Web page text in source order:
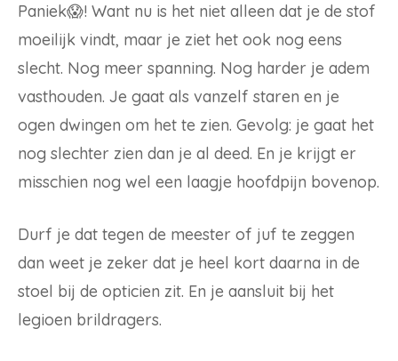
Paniek😱! Want nu is het niet alleen dat je de stof
moeilijk vindt, maar je ziet het ook nog eens
slecht. Nog meer spanning. Nog harder je adem
vasthouden. Je gaat als vanzelf staren en je
ogen dwingen om het te zien. Gevolg: je gaat het
nog slechter zien dan je al deed. En je krijgt er
misschien nog wel een laagje hoofdpijn bovenop.
Durf je dat tegen de meester of juf te zeggen
dan weet je zeker dat je heel kort daarna in de
stoel bij de opticien zit. En je aansluit bij het
legioen brildragers.